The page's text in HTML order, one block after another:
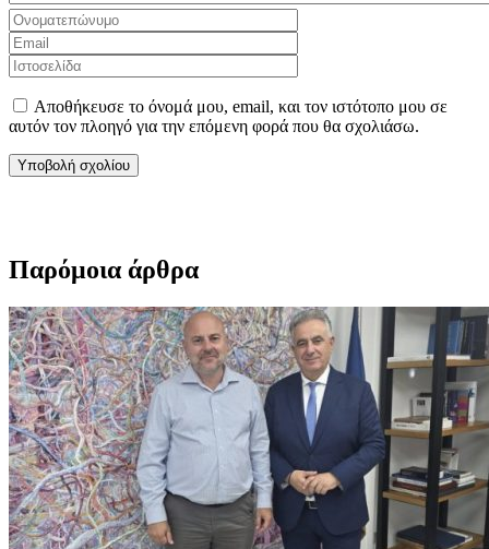
Αποθήκευσε το όνομά μου, email, και τον ιστότοπο μου σε
αυτόν τον πλοηγό για την επόμενη φορά που θα σχολιάσω.
Παρόμοια άρθρα